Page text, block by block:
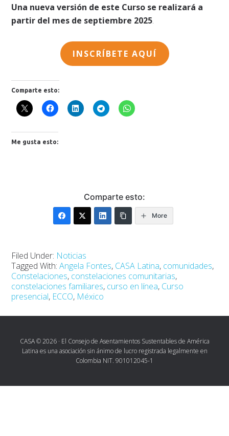
Una nueva versión de este Curso se realizará a
partir del mes de septiembre 2025.
INSCRÍBETE AQUÍ
Comparte esto:
Me gusta esto:
Comparte esto:
More
Filed Under: Noticias
Tagged With:Angela Fontes, CASA Latina, comunidades,
Constelaciones, constelaciones comunitarias,
constelaciones familiares, curso en línea, Curso
presencial, ECCO, México
CASA © 2026 · El Consejo de Asentamientos Sustentables de América
Latina es una asociación sin ánimo de lucro registrada legalmente en
Colombia NIT. 901012045-1